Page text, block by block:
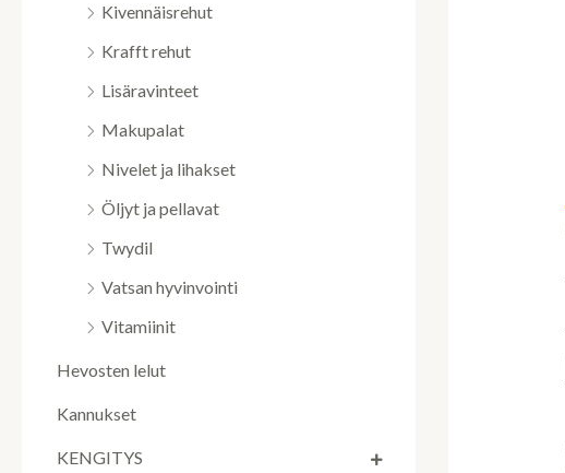
Kivennäisrehut
Krafft rehut
Lisäravinteet
Makupalat
Nivelet ja lihakset
Öljyt ja pellavat
Twydil
Vatsan hyvinvointi
Vitamiinit
Hevosten lelut
Kannukset
KENGITYS